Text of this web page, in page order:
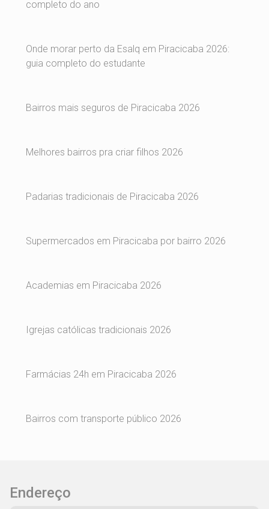
completo do ano
Onde morar perto da Esalq em Piracicaba 2026:
guia completo do estudante
Bairros mais seguros de Piracicaba 2026
Melhores bairros pra criar filhos 2026
Padarias tradicionais de Piracicaba 2026
Supermercados em Piracicaba por bairro 2026
Academias em Piracicaba 2026
Igrejas católicas tradicionais 2026
Farmácias 24h em Piracicaba 2026
Bairros com transporte público 2026
Endereço